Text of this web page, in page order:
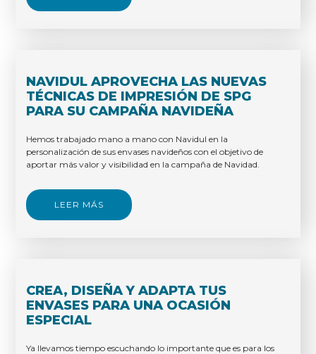
NAVIDUL APROVECHA LAS NUEVAS
TÉCNICAS DE IMPRESIÓN DE SPG
PARA SU CAMPAÑA NAVIDEÑA
Hemos trabajado mano a mano con Navidul en la
personalización de sus envases navideños con el objetivo de
aportar más valor y visibilidad en la campaña de Navidad.
LEER MÁS
CREA, DISEÑA Y ADAPTA TUS
ENVASES PARA UNA OCASIÓN
ESPECIAL
Ya llevamos tiempo escuchando lo importante que es para los